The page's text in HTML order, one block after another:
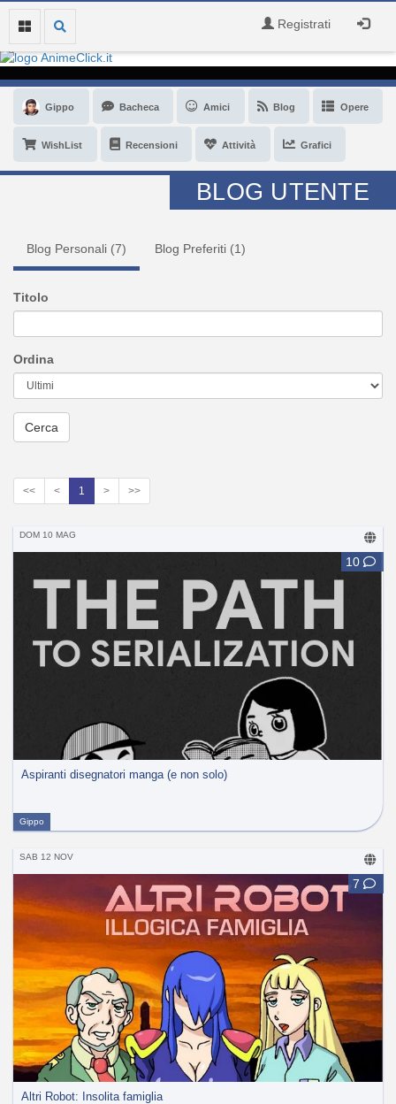
Registrati
Gippo Bacheca Amici Blog Opere
WishList Recensioni Attività Grafici
BLOG UTENTE
Blog Personali (7) Blog Preferiti (1)
Titolo
Ordina
<< < 1 > >>
DOM 10 MAG
10
Aspiranti disegnatori manga (e non solo)
Gippo
SAB 12 NOV
7
Altri Robot: Insolita famiglia